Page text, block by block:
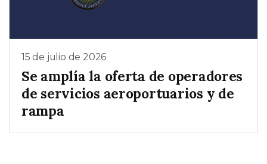
15 de julio de 2026
Se amplía la oferta de operadores
de servicios aeroportuarios y de
rampa